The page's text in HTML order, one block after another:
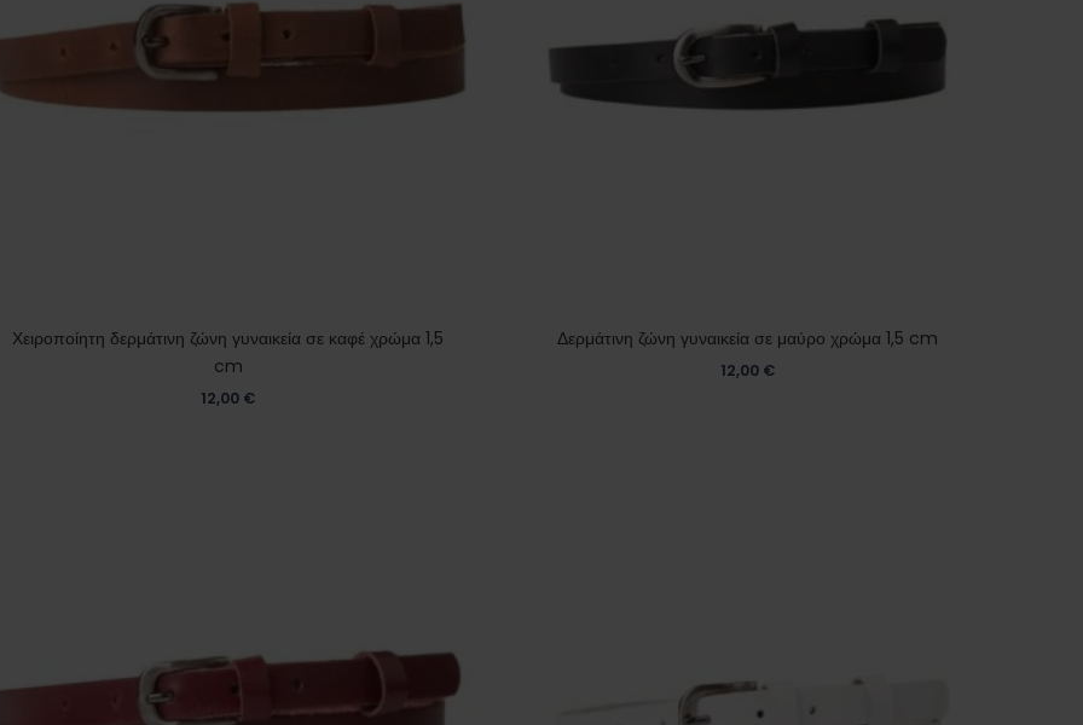
Χειροποίητη δερμάτινη ζώνη γυναικεία σε καφέ χρώμα 1,5
cm
12,00 €
Δερμάτινη ζώνη γυναικεία σε μαύρο χρώμα 1,5 cm
12,00 €